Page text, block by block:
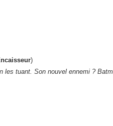
)
les tuant. Son nouvel ennemi ?